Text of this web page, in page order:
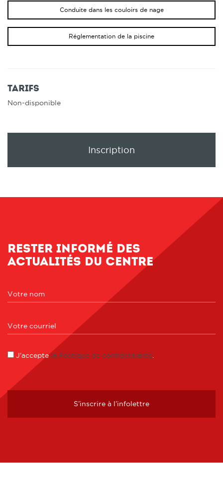
Conduite dans les couloirs de nage
Réglementation de la piscine
Tarifs
Non-disponible
Inscription
Rester informé des
actualités du centre
J'acceptela Politique de confidentialité
S’inscrire à l’infolettre